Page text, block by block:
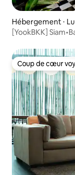
Hébergement ⋅
[YookBKK]
Coup de cœur
Coup de cœur